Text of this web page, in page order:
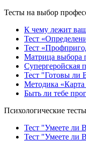
Тесты на выбор
К чему лежит
Тест
Тест
Матрица выбора
Супергеройская
Тест "Готовы ли
Методика «Карта
Быть ли тебе
Психологические тесты
Тест "Умеете ли
Тест "Умеете ли